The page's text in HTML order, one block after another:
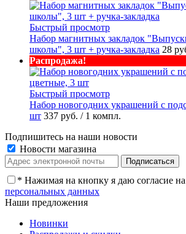
Быстрый просмотр
Набор магнитных закладок
школы", 3 шт + ручка-закладка 28
Распродажа!
Быстрый просмотр
Набор новогодних украшений с
шт 337 руб. / 1 компл.
Подпишитесь на наши новости
Новости магазина
* Нажимая на кнопку я даю согласие на
персональных данных
Наши предложения
Новинки